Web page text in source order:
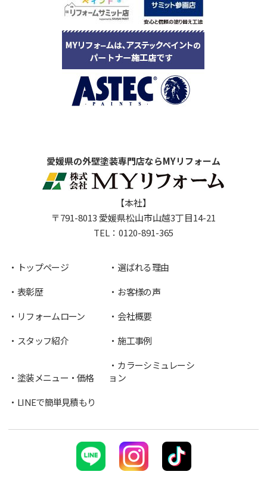
愛媛県の外壁塗装専門店ならMYリフォーム
【本社】
〒791-8013 愛媛県松山市山越3丁目14-21
TEL： 0120-891-365
トップページ
選ばれる理由
表彰歴
お客様の声
リフォームローン
会社概要
スタッフ紹介
施工事例
塗装メニュー・価格
カラーシミュレーシ
ョン
LINEで簡単見積もり